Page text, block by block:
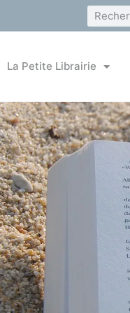
La Petite Librairie